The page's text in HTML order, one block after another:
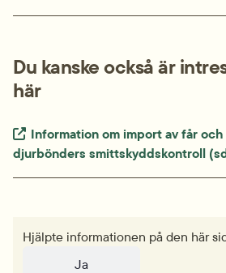
Du kanske också är
här
Extern länk.
Information om import av får
djurbönders smittskyddskontroll
Hjälpte informationen på den här
Ja